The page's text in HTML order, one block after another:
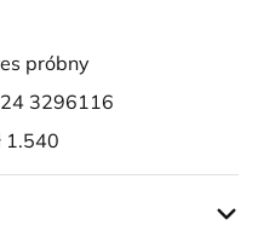
próbny
3296116
1.540